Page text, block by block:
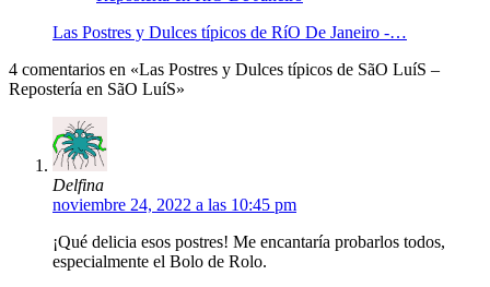
Las Postres y Dulces típicos de RíO De Janeiro -…
4 comentarios en «Las Postres y Dulces típicos de SãO LuíS –
Repostería en SãO LuíS»
Delfina
noviembre 24, 2022 a las 10:45 pm
¡Qué delicia esos postres! Me encantaría probarlos todos,
especialmente el Bolo de Rolo.